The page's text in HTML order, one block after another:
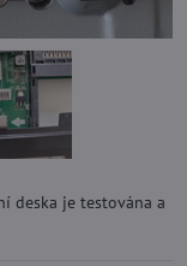
deska je testována a